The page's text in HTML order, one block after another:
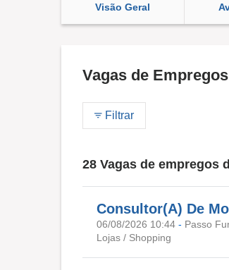
Visão Geral
Vagas de Empregos
Filtrar
28 Vagas de empregos
Consultor(A) De
06/08/2026 10:44 - Passo
Lojas / Shopping